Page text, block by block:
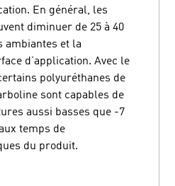
En général, les
diminuer de 25 à 40
ambiantes et la
d’application. Avec le
polyuréthanes de
sont capables de
aussi basses que -7
temps de
du produit.